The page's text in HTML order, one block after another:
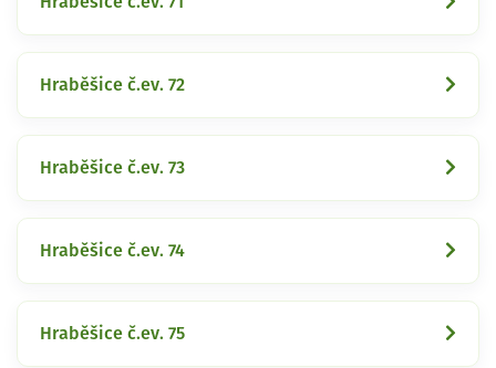
Hraběšice č.ev. 72
Hraběšice č.ev. 73
Hraběšice č.ev. 74
Hraběšice č.ev. 75